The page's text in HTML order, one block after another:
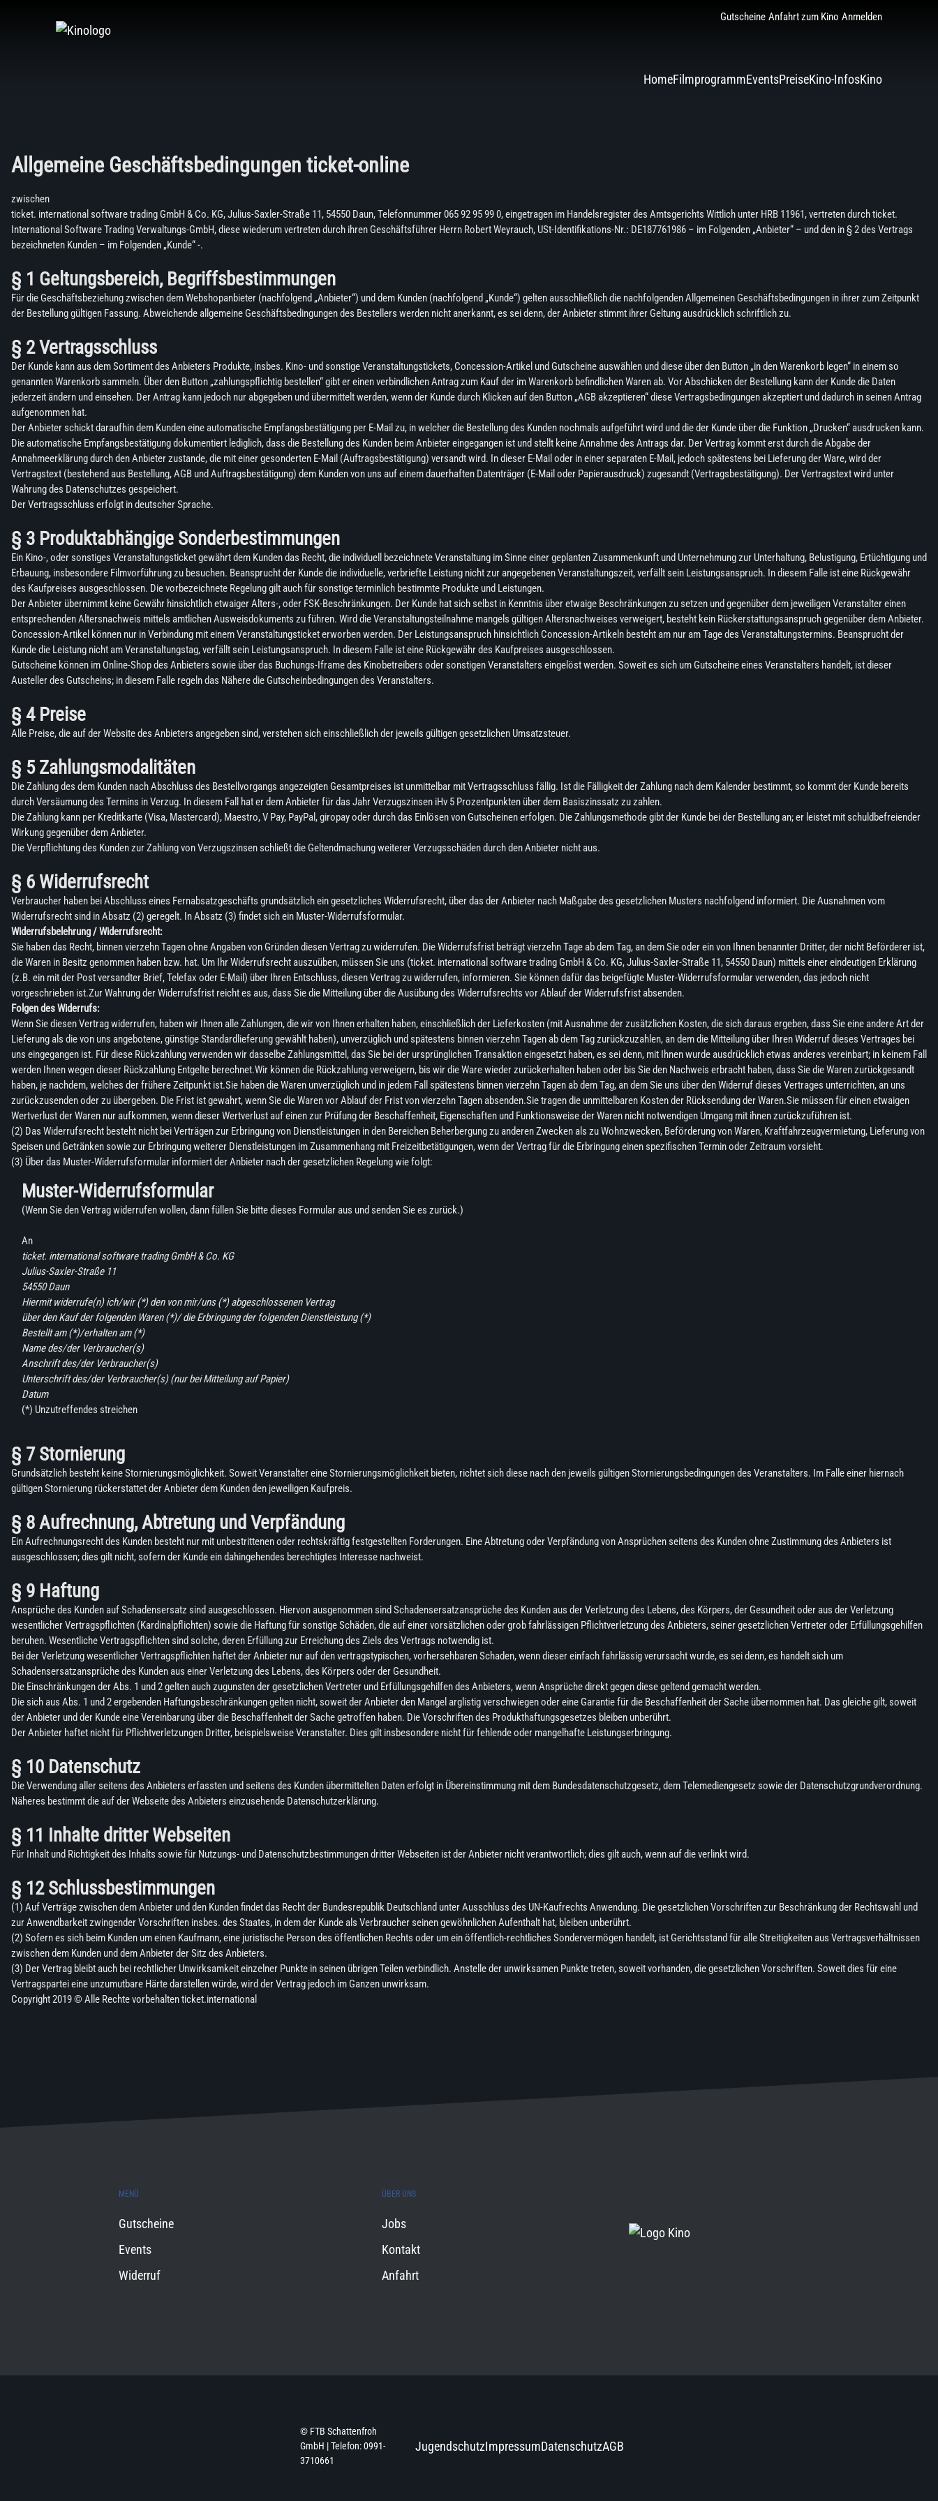
Gutscheine Anfahrt zum Kino Anmelden
HomeFilmprogrammEventsPreiseKino-InfosKino
Allgemeine Geschäftsbedingungen ticket-online
zwischen
ticket. international software trading GmbH & Co. KG, Julius-Saxler-Straße 11, 54550 Daun, Telefonnummer 065 92 95 99 0, eingetragen im Handelsregister des Amtsgerichts Wittlich unter HRB 11961, vertreten durch ticket.
International Software Trading Verwaltungs-GmbH, diese wiederum vertreten durch ihren Geschäftsführer Herrn Robert Weyrauch, USt-Identifikations-Nr.: DE187761986 – im Folgenden „Anbieter“ – und den in § 2 des Vertrags
bezeichneten Kunden – im Folgenden „Kunde“ -.
§ 1 Geltungsbereich, Begriffsbestimmungen
Für die Geschäftsbeziehung zwischen dem Webshopanbieter (nachfolgend „Anbieter“) und dem Kunden (nachfolgend „Kunde“) gelten ausschließlich die nachfolgenden Allgemeinen Geschäftsbedingungen in ihrer zum Zeitpunkt
der Bestellung gültigen Fassung. Abweichende allgemeine Geschäftsbedingungen des Bestellers werden nicht anerkannt, es sei denn, der Anbieter stimmt ihrer Geltung ausdrücklich schriftlich zu.
§ 2 Vertragsschluss
Der Kunde kann aus dem Sortiment des Anbieters Produkte, insbes. Kino- und sonstige Veranstaltungstickets, Concession-Artikel und Gutscheine auswählen und diese über den Button „in den Warenkorb legen“ in einem so
genannten Warenkorb sammeln. Über den Button „zahlungspflichtig bestellen“ gibt er einen verbindlichen Antrag zum Kauf der im Warenkorb befindlichen Waren ab. Vor Abschicken der Bestellung kann der Kunde die Daten
jederzeit ändern und einsehen. Der Antrag kann jedoch nur abgegeben und übermittelt werden, wenn der Kunde durch Klicken auf den Button „AGB akzeptieren“ diese Vertragsbedingungen akzeptiert und dadurch in seinen Antrag
aufgenommen hat.
Der Anbieter schickt daraufhin dem Kunden eine automatische Empfangsbestätigung per E-Mail zu, in welcher die Bestellung des Kunden nochmals aufgeführt wird und die der Kunde über die Funktion „Drucken“ ausdrucken kann.
Die automatische Empfangsbestätigung dokumentiert lediglich, dass die Bestellung des Kunden beim Anbieter eingegangen ist und stellt keine Annahme des Antrags dar. Der Vertrag kommt erst durch die Abgabe der
Annahmeerklärung durch den Anbieter zustande, die mit einer gesonderten E-Mail (Auftragsbestätigung) versandt wird. In dieser E-Mail oder in einer separaten E-Mail, jedoch spätestens bei Lieferung der Ware, wird der
Vertragstext (bestehend aus Bestellung, AGB und Auftragsbestätigung) dem Kunden von uns auf einem dauerhaften Datenträger (E-Mail oder Papierausdruck) zugesandt (Vertragsbestätigung). Der Vertragstext wird unter
Wahrung des Datenschutzes gespeichert.
Der Vertragsschluss erfolgt in deutscher Sprache.
§ 3 Produktabhängige Sonderbestimmungen
Ein Kino-, oder sonstiges Veranstaltungsticket gewährt dem Kunden das Recht, die individuell bezeichnete Veranstaltung im Sinne einer geplanten Zusammenkunft und Unternehmung zur Unterhaltung, Belustigung, Ertüchtigung und
Erbauung, insbesondere Filmvorführung zu besuchen. Beansprucht der Kunde die individuelle, verbriefte Leistung nicht zur angegebenen Veranstaltungszeit, verfällt sein Leistungsanspruch. In diesem Falle ist eine Rückgewähr
des Kaufpreises ausgeschlossen. Die vorbezeichnete Regelung gilt auch für sonstige terminlich bestimmte Produkte und Leistungen.
Der Anbieter übernimmt keine Gewähr hinsichtlich etwaiger Alters-, oder FSK-Beschränkungen. Der Kunde hat sich selbst in Kenntnis über etwaige Beschränkungen zu setzen und gegenüber dem jeweiligen Veranstalter einen
entsprechenden Altersnachweis mittels amtlichen Ausweisdokuments zu führen. Wird die Veranstaltungsteilnahme mangels gültigen Altersnachweises verweigert, besteht kein Rückerstattungsanspruch gegenüber dem Anbieter.
Concession-Artikel können nur in Verbindung mit einem Veranstaltungsticket erworben werden. Der Leistungsanspruch hinsichtlich Concession-Artikeln besteht am nur am Tage des Veranstaltungstermins. Beansprucht der
Kunde die Leistung nicht am Veranstaltungstag, verfällt sein Leistungsanspruch. In diesem Falle ist eine Rückgewähr des Kaufpreises ausgeschlossen.
Gutscheine können im Online-Shop des Anbieters sowie über das Buchungs-Iframe des Kinobetreibers oder sonstigen Veranstalters eingelöst werden. Soweit es sich um Gutscheine eines Veranstalters handelt, ist dieser
Austeller des Gutscheins; in diesem Falle regeln das Nähere die Gutscheinbedingungen des Veranstalters.
§ 4 Preise
Alle Preise, die auf der Website des Anbieters angegeben sind, verstehen sich einschließlich der jeweils gültigen gesetzlichen Umsatzsteuer.
§ 5 Zahlungsmodalitäten
Die Zahlung des dem Kunden nach Abschluss des Bestellvorgangs angezeigten Gesamtpreises ist unmittelbar mit Vertragsschluss fällig. Ist die Fälligkeit der Zahlung nach dem Kalender bestimmt, so kommt der Kunde bereits
durch Versäumung des Termins in Verzug. In diesem Fall hat er dem Anbieter für das Jahr Verzugszinsen iHv 5 Prozentpunkten über dem Basiszinssatz zu zahlen.
Die Zahlung kann per Kreditkarte (Visa, Mastercard), Maestro, V Pay, PayPal, giropay oder durch das Einlösen von Gutscheinen erfolgen. Die Zahlungsmethode gibt der Kunde bei der Bestellung an; er leistet mit schuldbefreiender
Wirkung gegenüber dem Anbieter.
Die Verpflichtung des Kunden zur Zahlung von Verzugszinsen schließt die Geltendmachung weiterer Verzugsschäden durch den Anbieter nicht aus.
§ 6 Widerrufsrecht
Verbraucher haben bei Abschluss eines Fernabsatzgeschäfts grundsätzlich ein gesetzliches Widerrufsrecht, über das der Anbieter nach Maßgabe des gesetzlichen Musters nachfolgend informiert. Die Ausnahmen vom
Widerrufsrecht sind in Absatz (2) geregelt. In Absatz (3) findet sich ein Muster-Widerrufsformular.
Widerrufsbelehrung / Widerrufsrecht:
Sie haben das Recht, binnen vierzehn Tagen ohne Angaben von Gründen diesen Vertrag zu widerrufen. Die Widerrufsfrist beträgt vierzehn Tage ab dem Tag, an dem Sie oder ein von Ihnen benannter Dritter, der nicht Beförderer ist,
die Waren in Besitz genommen haben bzw. hat. Um Ihr Widerrufsrecht auszuüben, müssen Sie uns (ticket. international software trading GmbH & Co. KG, Julius-Saxler-Straße 11, 54550 Daun) mittels einer eindeutigen Erklärung
(z.B. ein mit der Post versandter Brief, Telefax oder E-Mail) über Ihren Entschluss, diesen Vertrag zu widerrufen, informieren. Sie können dafür das beigefügte Muster-Widerrufsformular verwenden, das jedoch nicht
vorgeschrieben ist.Zur Wahrung der Widerrufsfrist reicht es aus, dass Sie die Mitteilung über die Ausübung des Widerrufsrechts vor Ablauf der Widerrufsfrist absenden.
Folgen des Widerrufs:
Wenn Sie diesen Vertrag widerrufen, haben wir Ihnen alle Zahlungen, die wir von Ihnen erhalten haben, einschließlich der Lieferkosten (mit Ausnahme der zusätzlichen Kosten, die sich daraus ergeben, dass Sie eine andere Art der
Lieferung als die von uns angebotene, günstige Standardlieferung gewählt haben), unverzüglich und spätestens binnen vierzehn Tagen ab dem Tag zurückzuzahlen, an dem die Mitteilung über Ihren Widerruf dieses Vertrages bei
uns eingegangen ist. Für diese Rückzahlung verwenden wir dasselbe Zahlungsmittel, das Sie bei der ursprünglichen Transaktion eingesetzt haben, es sei denn, mit Ihnen wurde ausdrücklich etwas anderes vereinbart; in keinem Fall
werden Ihnen wegen dieser Rückzahlung Entgelte berechnet.Wir können die Rückzahlung verweigern, bis wir die Ware wieder zurückerhalten haben oder bis Sie den Nachweis erbracht haben, dass Sie die Waren zurückgesandt
haben, je nachdem, welches der frühere Zeitpunkt ist.Sie haben die Waren unverzüglich und in jedem Fall spätestens binnen vierzehn Tagen ab dem Tag, an dem Sie uns über den Widerruf dieses Vertrages unterrichten, an uns
zurückzusenden oder zu übergeben. Die Frist ist gewahrt, wenn Sie die Waren vor Ablauf der Frist von vierzehn Tagen absenden.Sie tragen die unmittelbaren Kosten der Rücksendung der Waren.Sie müssen für einen etwaigen
Wertverlust der Waren nur aufkommen, wenn dieser Wertverlust auf einen zur Prüfung der Beschaffenheit, Eigenschaften und Funktionsweise der Waren nicht notwendigen Umgang mit ihnen zurückzuführen ist.
(2) Das Widerrufsrecht besteht nicht bei Verträgen zur Erbringung von Dienstleistungen in den Bereichen Beherbergung zu anderen Zwecken als zu Wohnzwecken, Beförderung von Waren, Kraftfahrzeugvermietung, Lieferung von
Speisen und Getränken sowie zur Erbringung weiterer Dienstleistungen im Zusammenhang mit Freizeitbetätigungen, wenn der Vertrag für die Erbringung einen spezifischen Termin oder Zeitraum vorsieht.
(3) Über das Muster-Widerrufsformular informiert der Anbieter nach der gesetzlichen Regelung wie folgt:
Muster-Widerrufsformular
(Wenn Sie den Vertrag widerrufen wollen, dann füllen Sie bitte dieses Formular aus und senden Sie es zurück.)
An
ticket. international software trading GmbH & Co. KG
Julius-Saxler-Straße 11
54550 Daun
Hiermit widerrufe(n) ich/wir (*) den von mir/uns (*) abgeschlossenen Vertrag
über den Kauf der folgenden Waren (*)/ die Erbringung der folgenden Dienstleistung (*)
Bestellt am (*)/erhalten am (*)
Name des/der Verbraucher(s)
Anschrift des/der Verbraucher(s)
Unterschrift des/der Verbraucher(s) (nur bei Mitteilung auf Papier)
Datum
(*) Unzutreffendes streichen
§ 7 Stornierung
Grundsätzlich besteht keine Stornierungsmöglichkeit. Soweit Veranstalter eine Stornierungsmöglichkeit bieten, richtet sich diese nach den jeweils gültigen Stornierungsbedingungen des Veranstalters. Im Falle einer hiernach
gültigen Stornierung rückerstattet der Anbieter dem Kunden den jeweiligen Kaufpreis.
§ 8 Aufrechnung, Abtretung und Verpfändung
Ein Aufrechnungsrecht des Kunden besteht nur mit unbestrittenen oder rechtskräftig festgestellten Forderungen. Eine Abtretung oder Verpfändung von Ansprüchen seitens des Kunden ohne Zustimmung des Anbieters ist
ausgeschlossen; dies gilt nicht, sofern der Kunde ein dahingehendes berechtigtes Interesse nachweist.
§ 9 Haftung
Ansprüche des Kunden auf Schadensersatz sind ausgeschlossen. Hiervon ausgenommen sind Schadensersatzansprüche des Kunden aus der Verletzung des Lebens, des Körpers, der Gesundheit oder aus der Verletzung
wesentlicher Vertragspflichten (Kardinalpflichten) sowie die Haftung für sonstige Schäden, die auf einer vorsätzlichen oder grob fahrlässigen Pflichtverletzung des Anbieters, seiner gesetzlichen Vertreter oder Erfüllungsgehilfen
beruhen. Wesentliche Vertragspflichten sind solche, deren Erfüllung zur Erreichung des Ziels des Vertrags notwendig ist.
Bei der Verletzung wesentlicher Vertragspflichten haftet der Anbieter nur auf den vertragstypischen, vorhersehbaren Schaden, wenn dieser einfach fahrlässig verursacht wurde, es sei denn, es handelt sich um
Schadensersatzansprüche des Kunden aus einer Verletzung des Lebens, des Körpers oder der Gesundheit.
Die Einschränkungen der Abs. 1 und 2 gelten auch zugunsten der gesetzlichen Vertreter und Erfüllungsgehilfen des Anbieters, wenn Ansprüche direkt gegen diese geltend gemacht werden.
Die sich aus Abs. 1 und 2 ergebenden Haftungsbeschränkungen gelten nicht, soweit der Anbieter den Mangel arglistig verschwiegen oder eine Garantie für die Beschaffenheit der Sache übernommen hat. Das gleiche gilt, soweit
der Anbieter und der Kunde eine Vereinbarung über die Beschaffenheit der Sache getroffen haben. Die Vorschriften des Produkthaftungsgesetzes bleiben unberührt.
Der Anbieter haftet nicht für Pflichtverletzungen Dritter, beispielsweise Veranstalter. Dies gilt insbesondere nicht für fehlende oder mangelhafte Leistungserbringung.
§ 10 Datenschutz
Die Verwendung aller seitens des Anbieters erfassten und seitens des Kunden übermittelten Daten erfolgt in Übereinstimmung mit dem Bundesdatenschutzgesetz, dem Telemediengesetz sowie der Datenschutzgrundverordnung.
Näheres bestimmt die auf der Webseite des Anbieters einzusehende Datenschutzerklärung.
§ 11 Inhalte dritter Webseiten
Für Inhalt und Richtigkeit des Inhalts sowie für Nutzungs- und Datenschutzbestimmungen dritter Webseiten ist der Anbieter nicht verantwortlich; dies gilt auch, wenn auf die verlinkt wird.
§ 12 Schlussbestimmungen
(1) Auf Verträge zwischen dem Anbieter und den Kunden findet das Recht der Bundesrepublik Deutschland unter Ausschluss des UN-Kaufrechts Anwendung. Die gesetzlichen Vorschriften zur Beschränkung der Rechtswahl und
zur Anwendbarkeit zwingender Vorschriften insbes. des Staates, in dem der Kunde als Verbraucher seinen gewöhnlichen Aufenthalt hat, bleiben unberührt.
(2) Sofern es sich beim Kunden um einen Kaufmann, eine juristische Person des öffentlichen Rechts oder um ein öffentlich-rechtliches Sondervermögen handelt, ist Gerichtsstand für alle Streitigkeiten aus Vertragsverhältnissen
zwischen dem Kunden und dem Anbieter der Sitz des Anbieters.
(3) Der Vertrag bleibt auch bei rechtlicher Unwirksamkeit einzelner Punkte in seinen übrigen Teilen verbindlich. Anstelle der unwirksamen Punkte treten, soweit vorhanden, die gesetzlichen Vorschriften. Soweit dies für eine
Vertragspartei eine unzumutbare Härte darstellen würde, wird der Vertrag jedoch im Ganzen unwirksam.
Copyright 2019 © Alle Rechte vorbehalten ticket.international
MENÜ
Gutscheine
Events
Widerruf
ÜBER UNS
Jobs
Kontakt
Anfahrt
© FTB Schattenfroh
GmbH | Telefon: 0991-
3710661
JugendschutzImpressumDatenschutzAGB